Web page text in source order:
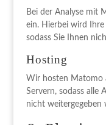
Bei der Analyse mit
ein. Hierbei wird Ihre
sodass Sie Ihnen
Hosting
Wir hosten Matomo
Servern, sodass alle
nicht weitergegeben